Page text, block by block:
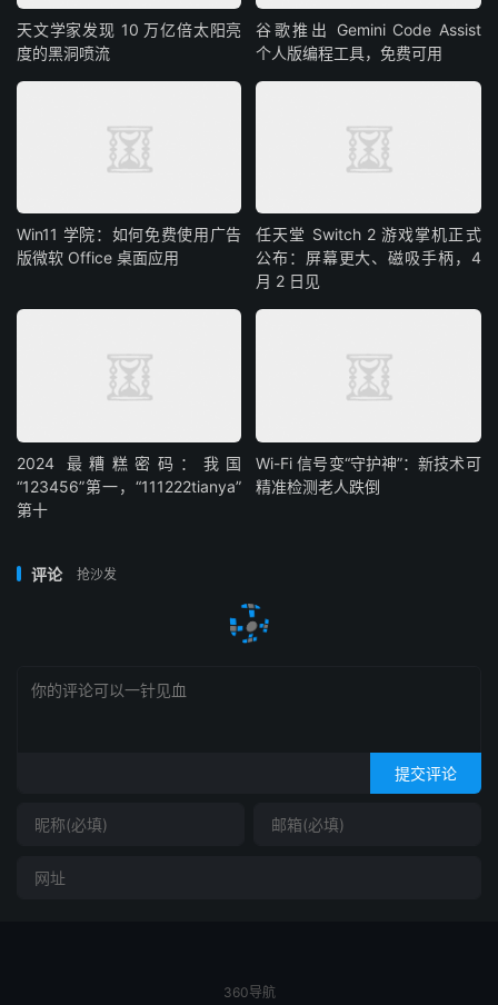
天文学家发现 10 万亿倍太阳亮
度的黑洞喷流
谷歌推出 Gemini Code Assist
个人版编程工具，免费可用
Win11 学院：如何免费使用广告
版微软 Office 桌面应用
任天堂 Switch 2 游戏掌机正式
公布：屏幕更大、磁吸手柄，4
月 2 日见
2024 最糟糕密码：我国
“123456”第一，“111222tianya”
第十
Wi-Fi 信号变“守护神”：新技术可
精准检测老人跌倒
评论 抢沙发
提交评论
360导航